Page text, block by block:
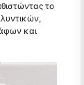
το
και